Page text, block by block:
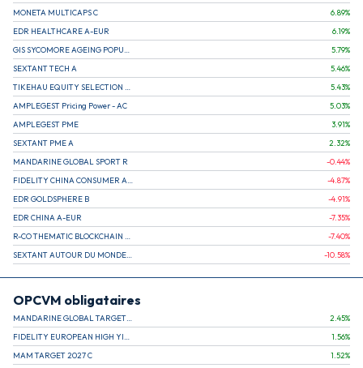
MONETA MULTICAPS C
6.89%
EDR HEALTHCARE A-EUR
6.19%
5.79%
SEXTANT TECH A
5.46%
5.43%
AMPLEGEST Pricing Power - AC
5.03%
AMPLEGEST PME
3.91%
SEXTANT PME A
2.32%
MANDARINE GLOBAL SPORT R
-0.44%
-4.87%
EDR GOLDSPHERE B
-4.91%
EDR CHINA A-EUR
-7.35%
-7.40%
-10.58%
OPCVM obligataires
2.45%
1.56%
MAM TARGET 2027 C
1.52%